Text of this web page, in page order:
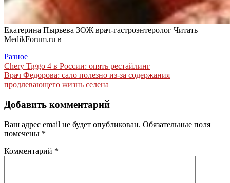
Екатерина Пырьева ЗОЖ врач-гастроэнтеролог Читать
MedikForum.ru в
Разное
Навигация
по
Chery Tiggo 4 в России: опять рестайлинг
Врач Федорова: сало полезно из-за содержания
продлевающего жизнь селена
Добавить комментарий
Ваш адрес email не будет опубликован. Обязательные поля
помечены *
Комментарий *